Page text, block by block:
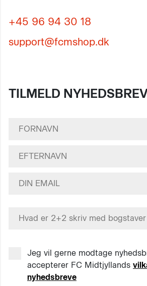
+45 96 94 30 18
support@fcmshop.dk
TILMELD
Jeg vil gerne modtage
accepterer FC Midtjyllands
nyhedsbreve